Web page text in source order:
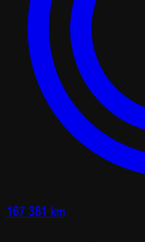
167 381 km